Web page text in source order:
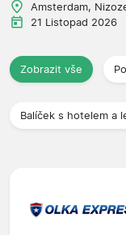
Amsterdam,
21 Listopad 2026
Zobrazit vše
Balíček s hotelem a